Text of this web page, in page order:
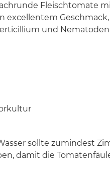
Fleischtomate
excellentem
und
sollte zumindest
damit die